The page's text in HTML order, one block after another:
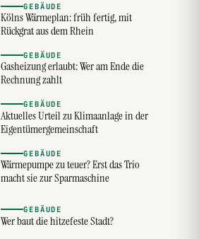
GEBÄUDE
Kölns Wärmeplan: früh fertig, mit
Rückgrat aus dem Rhein
GEBÄUDE
Gasheizung erlaubt: Wer am Ende die
Rechnung zahlt
GEBÄUDE
Aktuelles Urteil zu Klimaanlage in der
Eigentümergemeinschaft
GEBÄUDE
Wärmepumpe zu teuer? Erst das Trio
macht sie zur Sparmaschine
GEBÄUDE
Wer baut die hitzefeste Stadt?